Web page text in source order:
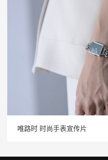
唯路时 时尚手表宣传片
唯路时 时尚手表宣传片